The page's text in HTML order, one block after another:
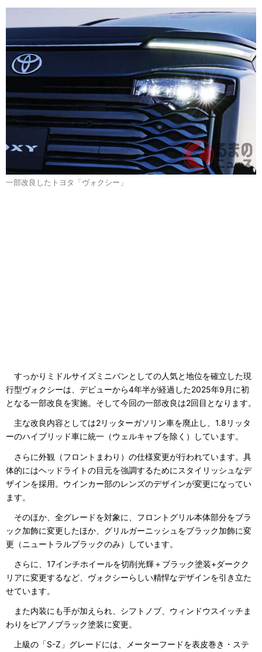
一部改良したトヨタ「ヴォクシー」
すっかりミドルサイズミニバンとしての人気と地位を確立した現
行型ヴォクシーは、デビューから4年半が経過した2025年9月に初
となる一部改良を実施。そして今回の一部改良は2回目となります。
主な改良内容としては2リッターガソリン車を廃止し、1.8リッタ
ーのハイブリッド車に統一（ウェルキャブを除く）しています。
さらに外観（フロントまわり）の仕様変更が行われています。具
体的にはヘッドライトの目元を強調するためにスタイリッシュなデ
ザインを採用。ウインカー部のレンズのデザインが変更になってい
ます。
そのほか、全グレードを対象に、フロントグリル本体部分をブラ
ック加飾に変更したほか、グリルガーニッシュをブラック加飾に変
更（ニュートラルブラックのみ）しています。
さらに、17インチホイールを切削光輝＋ブラック塗装+ダークク
リアに変更するなど、ヴォクシーらしい精悍なデザインを引き立た
せています。
また内装にも手が加えられ、シフトノブ、ウィンドウスイッチま
わりをピアノブラック塗装に変更。
上級の「S-Z」グレードには、メーターフードを表皮巻き・ステ